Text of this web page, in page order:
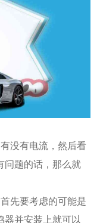
没有电流，然后看
问题的话，那么就
先要考虑的可能是
器并安装上就可以